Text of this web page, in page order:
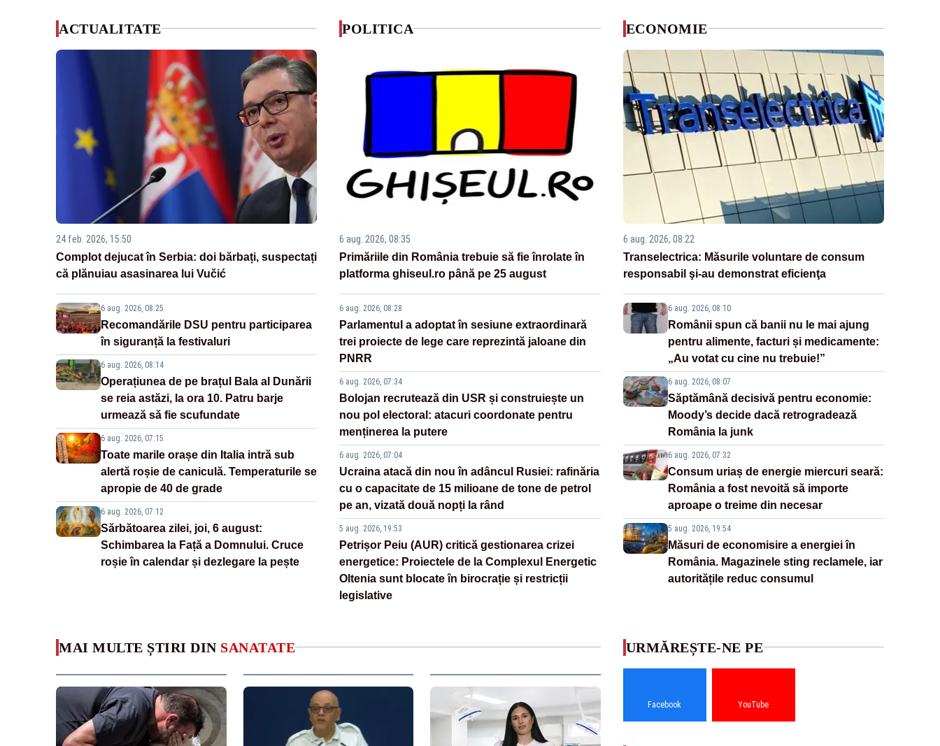
ACTUALITATE
24 feb. 2026, 15:50
Complot dejucat în Serbia: doi bărbați, suspectați
că plănuiau asasinarea lui Vučić
6 aug. 2026, 08:25
Recomandările DSU pentru participarea
în siguranță la festivaluri
6 aug. 2026, 08:14
Operațiunea de pe brațul Bala al Dunării
se reia astăzi, la ora 10. Patru barje
urmează să fie scufundate
6 aug. 2026, 07:15
Toate marile orașe din Italia intră sub
alertă roșie de caniculă. Temperaturile se
apropie de 40 de grade
6 aug. 2026, 07:12
Sărbătoarea zilei, joi, 6 august:
Schimbarea la Față a Domnului. Cruce
roșie în calendar și dezlegare la pește
POLITICA
6 aug. 2026, 08:35
Primăriile din România trebuie să fie înrolate în
platforma ghiseul.ro până pe 25 august
6 aug. 2026, 08:28
Parlamentul a adoptat în sesiune extraordinară
trei proiecte de lege care reprezintă jaloane din
PNRR
6 aug. 2026, 07:34
Bolojan recrutează din USR și construiește un
nou pol electoral: atacuri coordonate pentru
menținerea la putere
6 aug. 2026, 07:04
Ucraina atacă din nou în adâncul Rusiei: rafinăria
cu o capacitate de 15 milioane de tone de petrol
pe an, vizată două nopți la rând
5 aug. 2026, 19:53
Petrișor Peiu (AUR) critică gestionarea crizei
energetice: Proiectele de la Complexul Energetic
Oltenia sunt blocate în birocrație și restricții
legislative
ECONOMIE
6 aug. 2026, 08:22
Transelectrica: Măsurile voluntare de consum
responsabil şi-au demonstrat eficienţa
6 aug. 2026, 08:10
Românii spun că banii nu le mai ajung
pentru alimente, facturi și medicamente:
„Au votat cu cine nu trebuie!”
6 aug. 2026, 08:07
Săptămână decisivă pentru economie:
Moody’s decide dacă retrogradează
România la junk
6 aug. 2026, 07:32
Consum uriaș de energie miercuri seară:
România a fost nevoită să importe
aproape o treime din necesar
5 aug. 2026, 19:54
Măsuri de economisire a energiei în
România. Magazinele sting reclamele, iar
autoritățile reduc consumul
MAI MULTE ȘTIRI DIN SANATATE URMĂREȘTE-NE PE
Facebook YouTube